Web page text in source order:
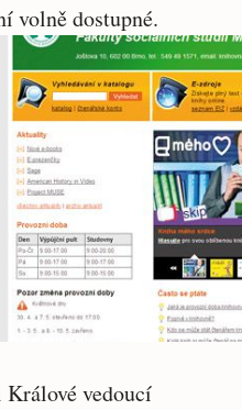
volně dostupné.
vedoucí